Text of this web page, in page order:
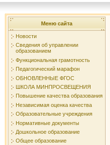
Меню сайта
Новости
Сведения об управлении
образованием
Функциональная грамотность
Педагогический марафон
ОБНОВЛЕННЫЕ ФГОС
ШКОЛА МИНПРОСВЕЩЕНИЯ
Повышение качества образования
Независимая оценка качества
Образовательные учреждения
Нормативные документы
Дошкольное образование
Общее образование